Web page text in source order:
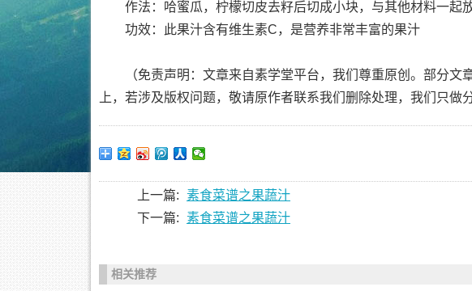
作法：哈蜜瓜，柠檬切皮去籽后切成小块，与其他材料一起
功效：此果汁含有维生素C，是营养非常丰富的果汁
（免责声明：文章来自素学堂平台，我们尊重原创。部分文
上，若涉及版权问题，敬请原作者联系我们删除处理，我们只做
上一篇: 素食菜谱之果蔬汁
下一篇: 素食菜谱之果蔬汁
相关推荐